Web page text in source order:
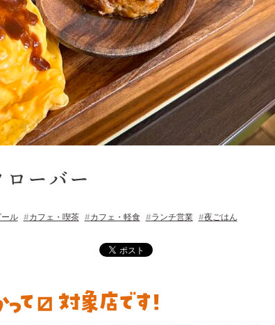
ーバー
ル カフェ・喫茶 カフェ・軽食 ランチ営業 夜ごはん